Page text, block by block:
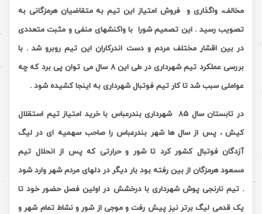
مخالف، واگذاری و فروش امتیاز این تیم به متقاضیان هرمزگانی به
تصویب رسید . این تصمیم شورا با واکنشهای منفی و مثبت متعددی
در بین اقشار مختلف مردم و دست اندرکاران این تیم روبرو شد . با
بررسی عملکرد تیم شهرداری در طی این 8 سال می توان پی برد که چه
عواملی سبب شد تا کار تیم فوتبال شهرداری به اینجا کشیده شود .
در تابستان سال 85 شهرداری بندرعباس با خرید امتیاز تیم استقلال
کیش ، پس از سال ها شهر بندرعباس را صاحب سهمیه ای در لیگ
آزدگان فوتبال کشور کرد تا شور و حرارتی که پس از انحلال تیم
مسعود هرمزگان از بین رفته بود بار دیگر در دلهای مردم شهر وارد شود
. تیم نارنجی پوش شهرداری با درخشش در اولین فصل حضور خود تا
یک قدمی لیگ برتر نیز پیش رفت و موجی از شور و نشاط تمام شهر و